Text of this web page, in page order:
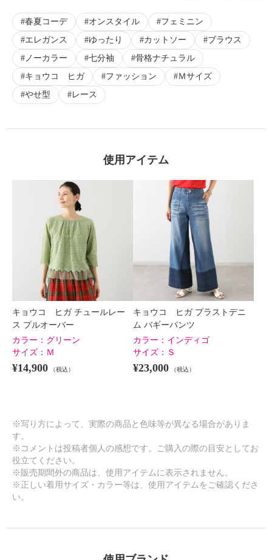
春夏コーデ オンスタイル
フェミニン
エレガンス
ゆったり カットソー
ブラウス
ノーカラー
七分袖
骨格ナチュラル
キョウコ ヒガ
ファッション
Ｍサイズ
やせ型
レース
使用アイテム
キョウコ ヒガ チュールレー
ス プルオーバー
カラー： グリーン
サイズ： Ｍ
¥14,900 （税込）
キョウコ ヒガ プラストデニ
ム バギーパンツ
カラー： インディゴ
サイズ： Ｓ
¥23,000 （税込）
※写り方によって、実際の商品と色味等が異なる場合がありま
す。
※コメントは投稿者個人の感想です。ご購入の際の目安としてお
役立てください。
※販売期間外の商品は、使用アイテムに表示されません。
※正しい着用サイズ・カラー等は、使用アイテムをご確認くださ
い。